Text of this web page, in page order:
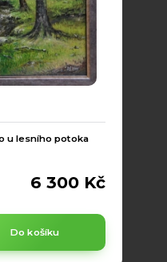
u lesního potoka
6 300 Kč
Do košíku